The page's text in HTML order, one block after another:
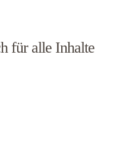
für alle Inhalte